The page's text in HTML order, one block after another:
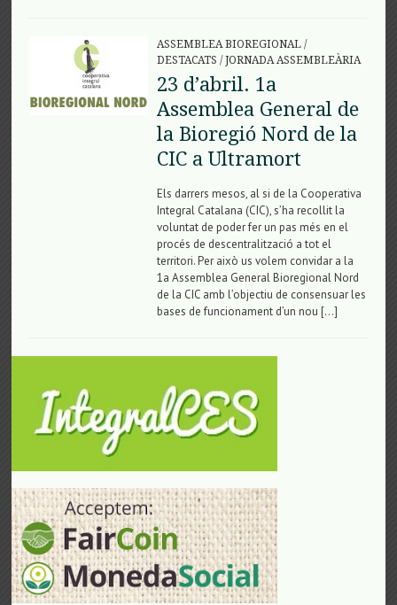
ASSEMBLEA BIOREGIONAL/
DESTACATS /JORNADA ASSEMBLEÀRIA
23 d’abril. 1a
Assemblea General de
la Bioregió Nord de la
CIC a Ultramort
Els darrers mesos, al si de la Cooperativa
Integral Catalana (CIC), s’ha recollit la
voluntat de poder fer un pas més en el
procés de descentralització a tot el
territori. Per això us volem convidar a la
1a Assemblea General Bioregional Nord
de la CIC amb l’objectiu de consensuar les
bases de funcionament d’un nou […]